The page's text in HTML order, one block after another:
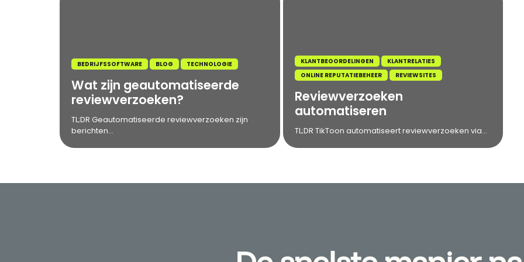
BEDRIJFSSOFTWARE BLOG TECHNOLOGIE
Wat zijn geautomatiseerde
reviewverzoeken?
TL;DR Geautomatiseerde reviewverzoeken zijn
berichten...
KLANTBEOORDELINGEN
KLANTRELATIES
ONLINE REPUTATIEBEHEER
REVIEWSITES
Reviewverzoeken
automatiseren
TL;DR TikToon automatiseert reviewverzoeken via...